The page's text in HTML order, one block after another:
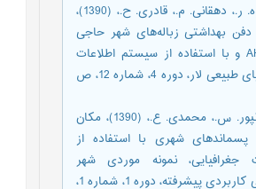
- صیحانی پرشکوه. ر.، دهقانی. م.، قادری. ح.، (1390)‌،
بهداشتی زباله‌های شهر حاجی
آباد به روش AHP و با استفاده از سیستم اطلاعات
جغرافیایی، جغرفیای طبیعی لار‌، دوره 4‌، شماره 12‌، ص
- فیروزی. م.، امانپور. س.، محمدی. ع.، (1390)‌، مکان
شهری با استفاده از
جغرافیایی‌، نمونه موردی شهر
لامردزمین شناسی کاربردی پیشرفته‌، دوره 1‌، شماره 1‌،